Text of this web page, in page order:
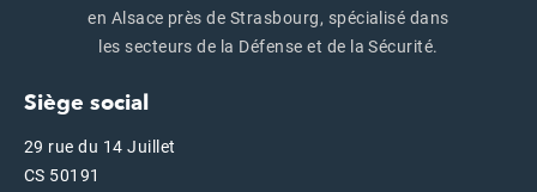
en Alsace près de Strasbourg, spécialisé dans
les secteurs de la Défense et de la Sécurité.
Siège social
29 rue du 14 Juillet
CS 50191